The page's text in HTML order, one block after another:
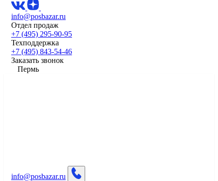
info@posbazar.ru
Отдел продаж
+7 (495) 295-90-95
Техподдержка
+7 (495) 843-54-46
Заказать звонок
Пермь
info@posbazar.ru